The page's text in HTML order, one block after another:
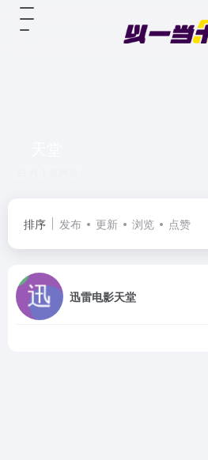
排序 发布 更新 浏览 点赞
迅雷电影天堂